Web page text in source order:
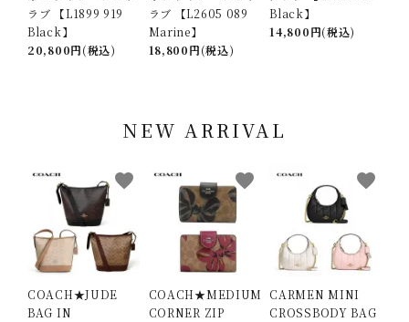
ラブ 【L1899 919
Black】
20,800円(税込)
ラブ 【L2605 089
Marine】
18,800円(税込)
Black】
14,800円(税込)
NEW ARRIVAL
COACH★JUDE
BAG IN
favorite
COACH★MEDIUM
CORNER ZIP
favorite
CARMEN MINI
CROSSBODY BAG
favorite